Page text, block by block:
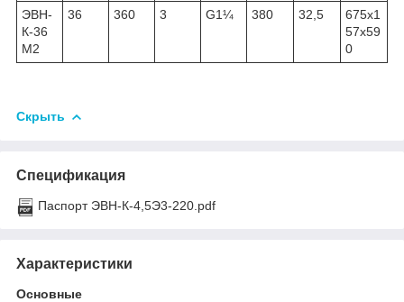
ЭВН-
К-36
М2
36 360 3 G1¼ 380 32,5
675x1
57x59
0
Скрыть
Спецификация
Паспорт ЭВН-К-4,5Э3-220.pdf
Характеристики
Основные